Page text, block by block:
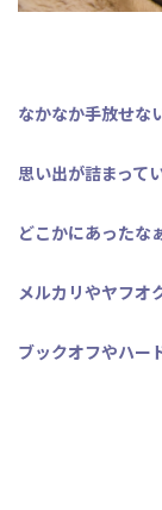
なかなか手放せな
思い出が詰まって
どこかにあったな
メルカリやヤフオ
ブックオフやハー